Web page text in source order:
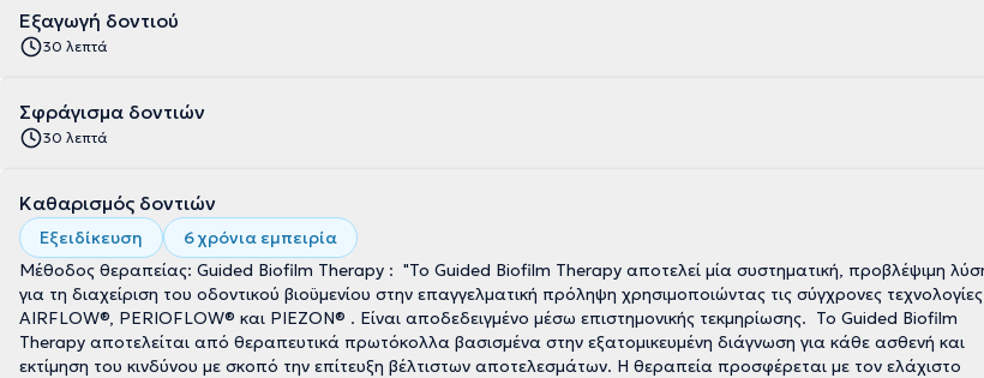
Εξαγωγή δοντιού
30 λεπτά
Σφράγισμα δοντιών
30 λεπτά
Καθαρισμός δοντιών
Εξειδίκευση
6 χρόνια εμπειρία
Μέθοδος θεραπείας: Guided Biofilm Therapy : "Το Guided Biofilm Therapy αποτελεί μία συστηματική, προβλέψιμη λύση
για τη διαχείριση του οδοντικού βιοϋμενίου στην επαγγελματική πρόληψη χρησιμοποιώντας τις σύγχρονες τεχνολογίες
AIRFLOW®, PERIOFLOW® και PIEZON® . Είναι αποδεδειγμένο μέσω επιστημονικής τεκμηρίωσης. Το Guided Biofilm
Therapy αποτελείται από θεραπευτικά πρωτόκολλα βασισμένα στην εξατομικευμένη διάγνωση για κάθε ασθενή και
εκτίμηση του κινδύνου με σκοπό την επίτευξη βέλτιστων αποτελεσμάτων. Η θεραπεία προσφέρεται με τον ελάχιστο